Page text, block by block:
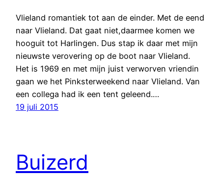
Vlieland romantiek tot aan de einder. Met de eend
naar Vlieland. Dat gaat niet,daarmee komen we
hooguit tot Harlingen. Dus stap ik daar met mijn
nieuwste verovering op de boot naar Vlieland.
Het is 1969 en met mijn juist verworven vriendin
gaan we het Pinksterweekend naar Vlieland. Van
een collega had ik een tent geleend.…
19 juli 2015
Buizerd